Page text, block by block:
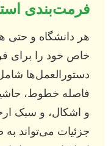
فرمت‌بندی
هر دانشگاه و حتی
خاص خود را برای
دستورالعمل‌ها
فاصله خطوط،
و اشکال، و سبک
جزئیات می‌تواند